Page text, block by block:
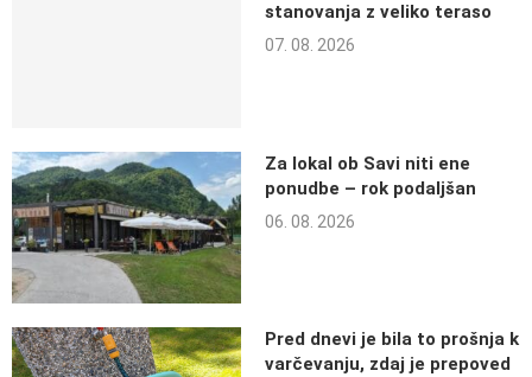
stanovanja z veliko teraso
07. 08. 2026
Za lokal ob Savi niti ene
ponudbe – rok podaljšan
06. 08. 2026
Pred dnevi je bila to prošnja k
varčevanju, zdaj je prepoved